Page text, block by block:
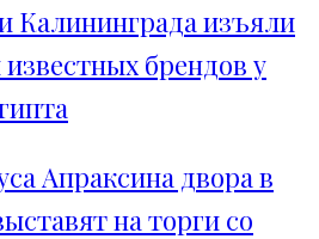
Калининграда изъяли
известных брендов у
Апраксина двора в
на торги со